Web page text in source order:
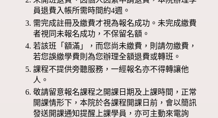
員退費入帳所需時間約4週。
需完成註冊及繳費才視為報名成功。未完成繳費
者視同未報名成功，不保留名額。
若該班「額滿」，而您尚未繳費，則請勿繳費，
若您誤繳學費則為您辦理全額退費或轉班。
課程不提供旁聽服務，一經報名亦不得轉讓他
人。
敬請留意報名課程之開課日期及上課時間，正常
開課情形下，本院於各課程開課日前，會以簡訊
發送開課通知提醒上課學員，亦可主動來電詢